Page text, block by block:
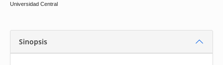
Universidad Central
Sinopsis